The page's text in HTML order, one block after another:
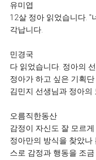
유미엽
12살 정아 읽었습니다. "
각납니다.
민경국
다 읽었습니다. 정아의
정아가 하고 싶은 기획
김민지 선생님과 정아의
오름직한동산
감정이 자신도 잘 모르
정아만의 방식을 찾았나
스로 감정과 행동을 조